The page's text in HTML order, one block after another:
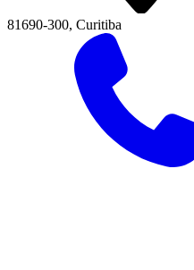
81690-300, Curitiba